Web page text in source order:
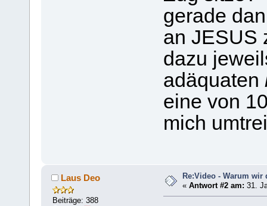
gerade
an JESUS
dazu
adäquaten
eine von
mich
Laus Deo
Beiträge: 388
Re:Video - Warum wir
«Antwort #2 am: 31.